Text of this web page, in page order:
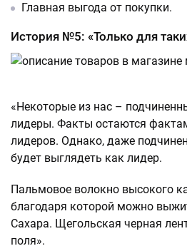
Главная выгода от покупки.
История №5: «Только для
«Некоторые из нас –
лидеры. Факты остаются
лидеров. Однако, даже
будет выглядеть как лидер.
Пальмовое волокно высокого
благодаря которой можно
Сахара. Щегольская черная
поля».